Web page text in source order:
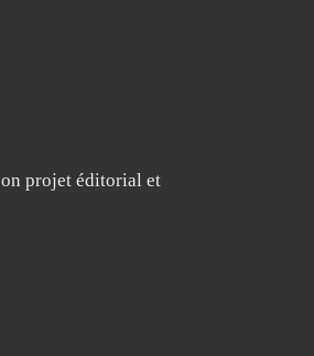
projet éditorial et